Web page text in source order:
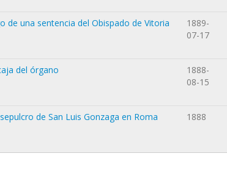
de una sentencia del Obispado de Vitoria
1889-
07-17
del órgano
1888-
08-15
de San Luis Gonzaga en Roma 1888